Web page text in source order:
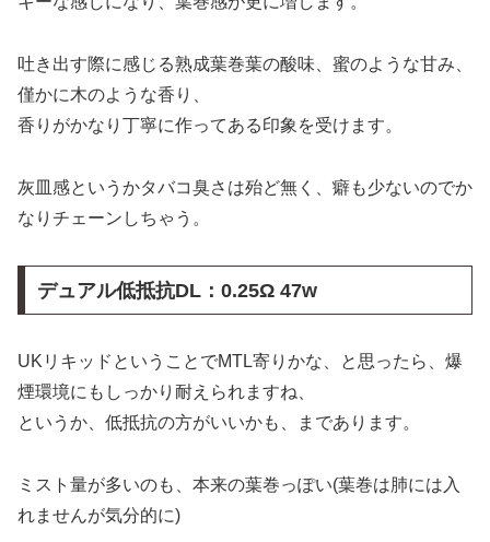
吐き出す際に感じる熟成葉巻葉の酸味、蜜のような甘み、
僅かに木のような香り、
香りがかなり丁寧に作ってある印象を受けます。
灰皿感というかタバコ臭さは殆ど無く、癖も少ないのでか
なりチェーンしちゃう。
デュアル低抵抗DL：0.25Ω 47w
UKリキッドということでMTL寄りかな、と思ったら、爆
煙環境にもしっかり耐えられますね、
というか、低抵抗の方がいいかも、まであります。
ミスト量が多いのも、本来の葉巻っぽい(葉巻は肺には入
れませんが気分的に)